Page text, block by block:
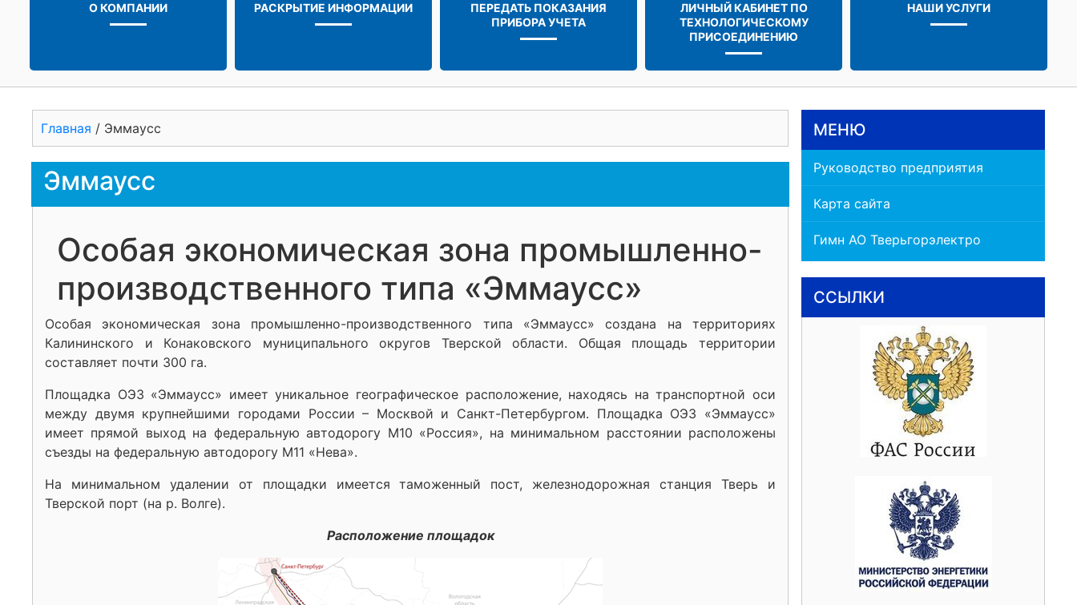
О КОМПАНИИ РАСКРЫТИЕ ИНФОРМАЦИИ
ПЕРЕДАТЬ ПОКАЗАНИЯ
ПРИБОРА УЧЕТА
ЛИЧНЫЙ КАБИНЕТ ПО
ТЕХНОЛОГИЧЕСКОМУ
ПРИСОЕДИНЕНИЮ
НАШИ УСЛУГИ
Главная / Эммаусс
Эммаусс
Особая экономическая зона промышленно-
производственного типа «Эммаусс»
Особая экономическая зона промышленно-производственного типа «Эммаусс» создана на территориях
Калининского и Конаковского муниципального округов Тверской области. Общая площадь территории
составляет почти 300 га.
Площадка ОЭЗ «Эммаусс» имеет уникальное географическое расположение, находясь на транспортной оси
между двумя крупнейшими городами России – Москвой и Санкт-Петербургом. Площадка ОЭЗ «Эммаусс»
имеет прямой выход на федеральную автодорогу М10 «Россия», на минимальном расстоянии расположены
съезды на федеральную автодорогу М11 «Нева».
На минимальном удалении от площадки имеется таможенный пост, железнодорожная станция Тверь и
Тверской порт (на р. Волге).
Расположение площадок
МЕНЮ
Руководство предприятия
Карта сайта
Гимн АО Тверьгорэлектро
ССЫЛКИ